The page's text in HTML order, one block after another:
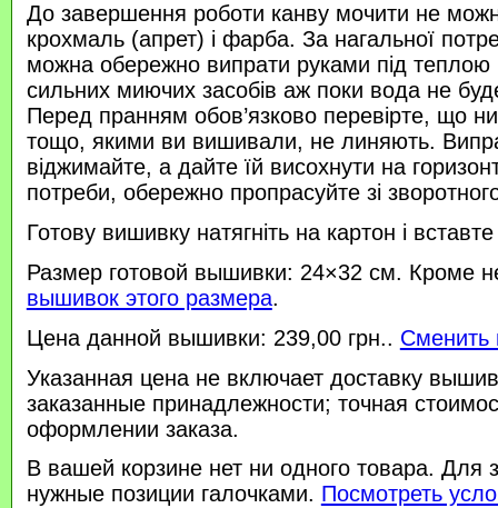
До завершення роботи канву мочити не
крохмаль (апрет) і фарба. За нагальної
можна обережно випрати руками під
сильних миючих засобів аж поки вода не
Перед пранням обов’язково перевірте, що
тощо, якими ви вишивали, не линяють.
віджимайте, а дайте їй висохнути на
потреби, обережно пропрасуйте зі
Готову вишивку натягніть на картон і
Размер готовой вышивки: 24×32 см. Кроме
вышивок этого размера.
Цена данной вышивки: 239,00 грн.. Сменить
Указанная цена не включает доставку
заказанные принадлежности; точная
оформлении заказа.
В вашей корзине нет ни одного товара. Для
нужные позиции галочками. Посмотреть